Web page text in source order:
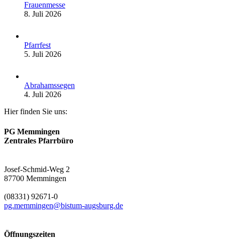
Frauenmesse
8. Juli 2026
Pfarrfest
5. Juli 2026
Abrahamssegen
4. Juli 2026
Hier finden Sie uns:
PG Memmingen
Zentrales Pfarrbüro
Josef-Schmid-Weg 2
87700 Memmingen
(08331) 92671-0
pg.memmingen@bistum-augsburg.de
Öffnungszeiten